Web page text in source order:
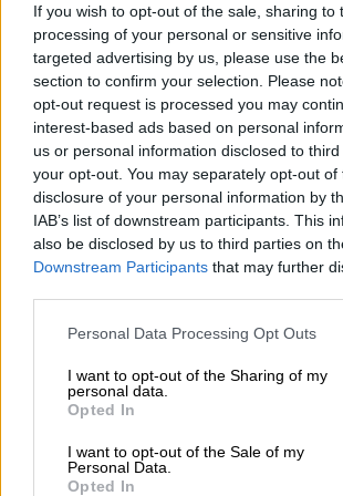
If you wish to opt-out of the sale, sharing to
processing of your personal or sensitive
targeted advertising by us, please use the
section to confirm your selection. Please
opt-out request is processed you may
interest-based ads based on personal
us or personal information disclosed to
your opt-out. You may separately opt-out of
disclosure of your personal information by
IAB’s list of downstream participants. This
also be disclosed by us to third parties on
Downstream Participants that may further
Please note that this website/app uses one
not limited to your visit or usage behaviour.
grant or deny consent to Google and its
use your data for below specified purposes
consent section.
Personal Data Processing Opt Outs
I want to opt-out of the Sharing of my
personal data.
Opted In
I want to opt-out of the Sale of my
Personal Data.
Opted In
προσκλήσεις τόσο σε πρόσωπα
κόμματα.
Προσκλητήριο σε
με κόμματα
Στο επίπεδο της ενότητας του
προοδευτικού χώρου τοΠΑΣΟΚ
να κινηθεί διττά:Από τη μία θα
κάλεσμα σε πρόσωπα και
ενταχθούν στο κόμμα της
αντιπολίτευσης, ενώ
ώστε το συνέδριο να βρει το
ενδυναμωμένη
με «επαναπατρισθέντες» στο
δυναμικό. Σχετικές